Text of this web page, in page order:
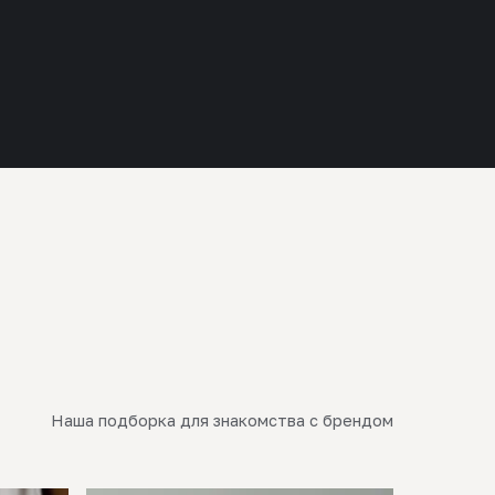
Наша подборка для знакомства с брендом